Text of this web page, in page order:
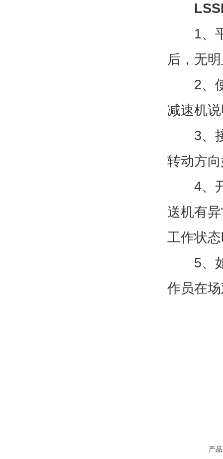
1、平
后，无
2、使
减速机
3、接
转动方
4、开
送机有
工作状
5、如
作员在
产